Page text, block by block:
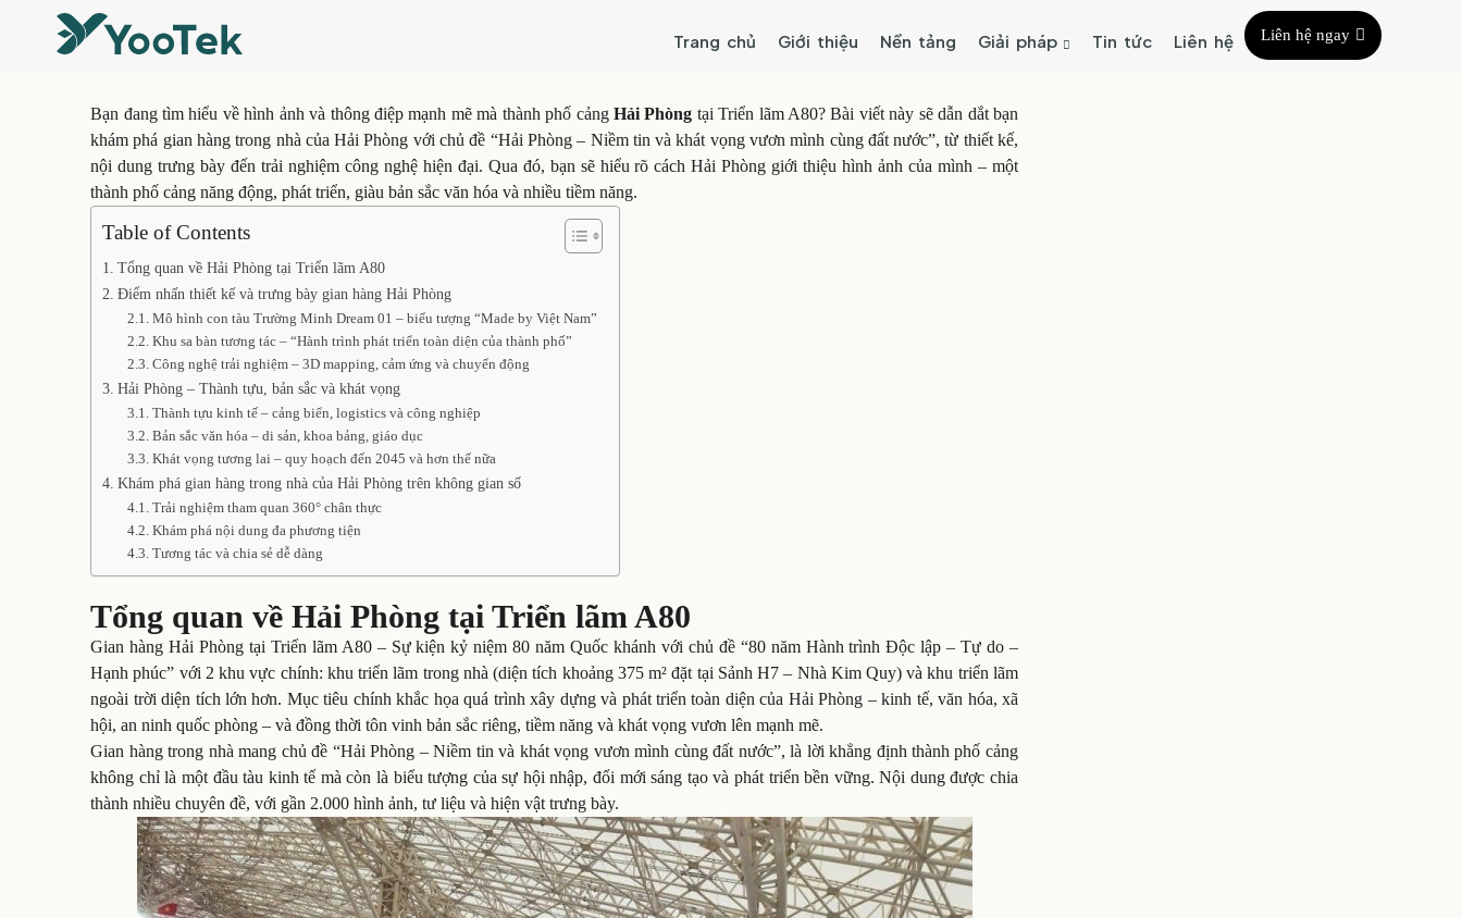
Trang chủ Giới thiệu Nền tảng Giải pháp Tin tức Liên hệ Liên hệ ngay
Bạn đang tìm hiểu về hình ảnh và thông điệp mạnh mẽ mà thành phố cảng Hải Phòng tại Triển lãm A80? Bài viết này sẽ dẫn dắt bạn
khám phá gian hàng trong nhà của Hải Phòng với chủ đề “Hải Phòng – Niềm tin và khát vọng vươn mình cùng đất nước”, từ thiết kế,
nội dung trưng bày đến trải nghiệm công nghệ hiện đại. Qua đó, bạn sẽ hiểu rõ cách Hải Phòng giới thiệu hình ảnh của mình – một
thành phố cảng năng động, phát triển, giàu bản sắc văn hóa và nhiều tiềm năng.
Table of Contents
Tổng quan về Hải Phòng tại Triển lãm A80
Điểm nhấn thiết kế và trưng bày gian hàng Hải Phòng
Mô hình con tàu Trường Minh Dream 01 – biểu tượng “Made by Việt Nam”
Khu sa bàn tương tác – “Hành trình phát triển toàn diện của thành phố”
Công nghệ trải nghiệm – 3D mapping, cảm ứng và chuyển động
Hải Phòng – Thành tựu, bản sắc và khát vọng
Thành tựu kinh tế – cảng biển, logistics và công nghiệp
Bản sắc văn hóa – di sản, khoa bảng, giáo dục
Khát vọng tương lai – quy hoạch đến 2045 và hơn thế nữa
Khám phá gian hàng trong nhà của Hải Phòng trên không gian số
Trải nghiệm tham quan 360° chân thực
Khám phá nội dung đa phương tiện
Tương tác và chia sẻ dễ dàng
Tổng quan về Hải Phòng tại Triển lãm A80
Gian hàng Hải Phòng tại Triển lãm A80 – Sự kiện kỷ niệm 80 năm Quốc khánh với chủ đề “80 năm Hành trình Độc lập – Tự do –
Hạnh phúc” với 2 khu vực chính: khu triển lãm trong nhà (diện tích khoảng 375 m² đặt tại Sảnh H7 – Nhà Kim Quy) và khu triển lãm
ngoài trời diện tích lớn hơn. Mục tiêu chính khắc họa quá trình xây dựng và phát triển toàn diện của Hải Phòng – kinh tế, văn hóa, xã
hội, an ninh quốc phòng – và đồng thời tôn vinh bản sắc riêng, tiềm năng và khát vọng vươn lên mạnh mẽ.
Gian hàng trong nhà mang chủ đề “Hải Phòng – Niềm tin và khát vọng vươn mình cùng đất nước”, là lời khẳng định thành phố cảng
không chỉ là một đầu tàu kinh tế mà còn là biểu tượng của sự hội nhập, đổi mới sáng tạo và phát triển bền vững. Nội dung được chia
thành nhiều chuyên đề, với gần 2.000 hình ảnh, tư liệu và hiện vật trưng bày.